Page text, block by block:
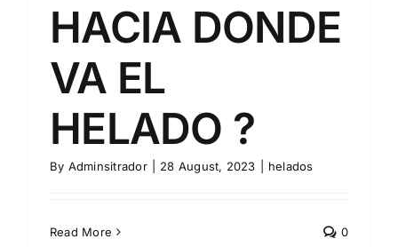
HACIA DONDE
VA EL
HELADO ?
By Adminsitrador 28 August, 2023 helados
Read More 0